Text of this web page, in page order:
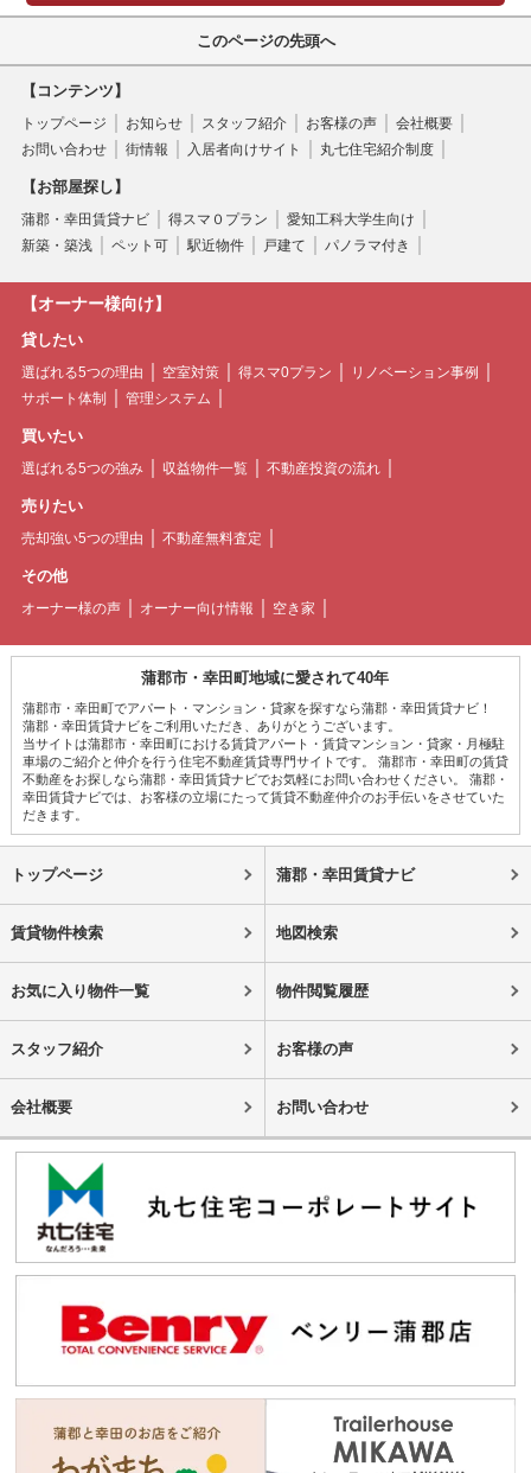
このページの先頭へ
【コンテンツ】
トップページ お知らせ スタッフ紹介 お客様の声
会社概要
お問い合わせ
街情報 入居者向けサイト 丸七住宅紹介制度
【お部屋探し】
蒲郡・幸田賃貸ナビ 得スマ０プラン
愛知工科大学生向け
新築・築浅
ペット可 駅近物件 戸建て パノラマ付き
【オーナー様向け】
貸したい
選ばれる5つの理由 空室対策 得スマ0プラン
リノベーション事例
サポート体制
管理システム
買いたい
選ばれる5つの強み 収益物件一覧 不動産投資の流れ
売りたい
売却強い5つの理由 不動産無料査定
その他
オーナー様の声 オーナー向け情報 空き家
蒲郡市・幸田町地域に愛されて40年
蒲郡市・幸田町でアパート・マンション・貸家を探すなら蒲郡・幸田賃貸ナビ！
蒲郡・幸田賃貸ナビをご利用いただき、ありがとうございます。
当サイトは蒲郡市・幸田町における賃貸アパート・賃貸マンション・貸家・月極駐
車場のご紹介と仲介を行う住宅不動産賃貸専門サイトです。 蒲郡市・幸田町の賃貸
不動産をお探しなら蒲郡・幸田賃貸ナビでお気軽にお問い合わせください。 蒲郡・
幸田賃貸ナビでは、お客様の立場にたって賃貸不動産仲介のお手伝いをさせていた
だきます。
トップページ 蒲郡・幸田賃貸ナビ
賃貸物件検索 地図検索
お気に入り物件一覧 物件閲覧履歴
スタッフ紹介 お客様の声
会社概要 お問い合わせ